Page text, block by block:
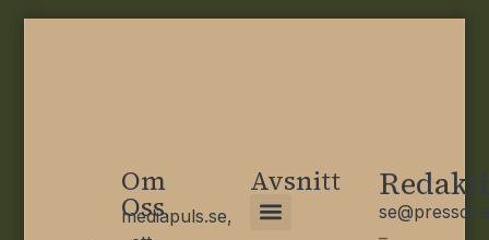
Om
Oss
mediapuls.se,
Avsnitt